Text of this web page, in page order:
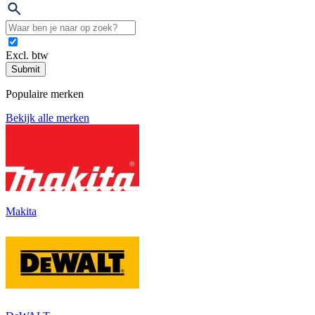
Excl. btw
Submit
Populaire merken
Bekijk alle merken
Makita